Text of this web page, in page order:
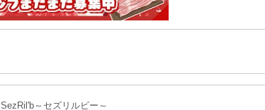
SezRil'b～セズリルビー～